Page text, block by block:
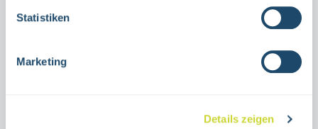
Statistiken
Marketing
Details zeigen
Löschdeckerzur Nutzung in
GrößenAluminium oder selbstklebende